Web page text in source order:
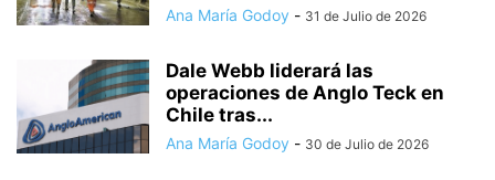
Ana María Godoy - 31 de Julio de 2026
Dale Webb liderará las
operaciones de Anglo Teck en
Chile tras...
Ana María Godoy - 30 de Julio de 2026